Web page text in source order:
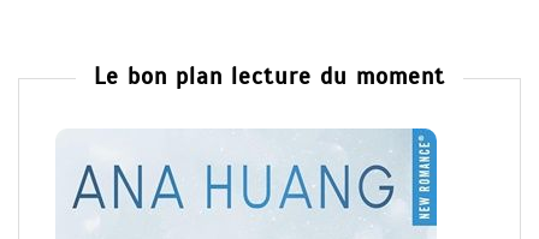
Le bon plan lecture du moment